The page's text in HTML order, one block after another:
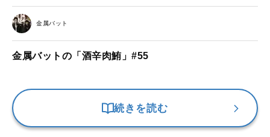
金属バット
金属バットの「酒辛肉鮪」#55
続きを読む